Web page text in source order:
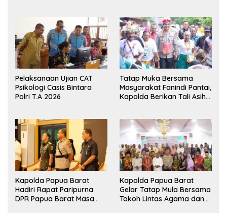
Persahabatan
Pangan Papua Barat
Pelaksanaan Ujian CAT
Psikologi Casis Bintara
Polri T.A 2026
Tatap Muka Bersama
Masyarakat Fanindi Pantai,
Kapolda Berikan Tali Asih
Kapolda Papua Barat
Hadiri Rapat Paripurna
DPR Papua Barat Masa
Kapolda Papua Barat
Gelar Tatap Mula Bersama
Tokoh Lintas Agama dan